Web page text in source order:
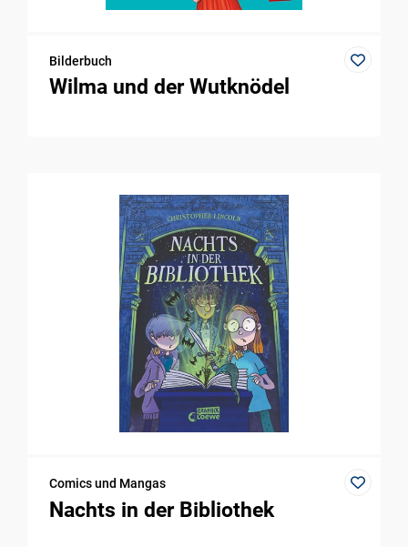
Bilderbuch
Wilma und der Wutknödel
Comics und Mangas
Nachts in der Bibliothek